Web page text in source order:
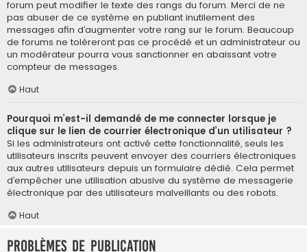
forum peut modifier le texte des rangs du forum. Merci de ne
pas abuser de ce système en publiant inutilement des
messages afin d’augmenter votre rang sur le forum. Beaucoup
de forums ne toléreront pas ce procédé et un administrateur ou
un modérateur pourra vous sanctionner en abaissant votre
compteur de messages.
Haut
Pourquoi m’est-il demandé de me connecter lorsque je
clique sur le lien de courrier électronique d’un utilisateur ?
Si les administrateurs ont activé cette fonctionnalité, seuls les
utilisateurs inscrits peuvent envoyer des courriers électroniques
aux autres utilisateurs depuis un formulaire dédié. Cela permet
d’empêcher une utilisation abusive du système de messagerie
électronique par des utilisateurs malveillants ou des robots.
Haut
Problèmes de publication